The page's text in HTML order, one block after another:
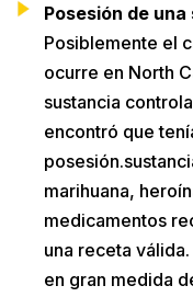
Posesión de
Posiblemente el
ocurre en North
sustancia
encontró que
marihuana,
medicamentos
una receta
en gran medida